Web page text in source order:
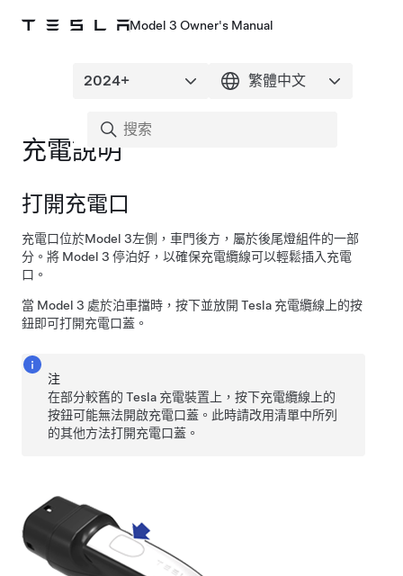
Model 3 Owner's Manual
充電說明
打開充電口
充電口位於Model 3左側，車門後方，屬於後尾燈組件的一部
分。將 Model 3 停泊好，以確保充電纜線可以輕鬆插入充電
口。
當 Model 3 處於泊車擋時，按下並放開 Tesla 充電纜線上的按
鈕即可打開充電口蓋。
注
在部分較舊的 Tesla 充電裝置上，按下充電纜線上的
按鈕可能無法開啟充電口蓋。此時請改用清單中所列
的其他方法打開充電口蓋。